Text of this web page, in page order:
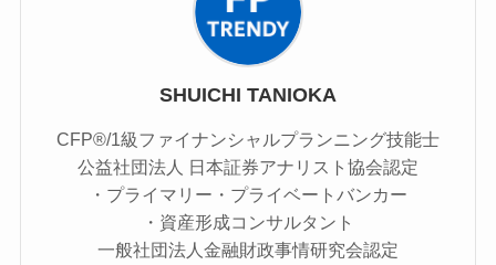
SHUICHI TANIOKA
CFP®/1級ファイナンシャルプランニング技能士
公益社団法人 日本証券アナリスト協会認定
・プライマリー・プライベートバンカー
・資産形成コンサルタント
一般社団法人金融財政事情研究会認定